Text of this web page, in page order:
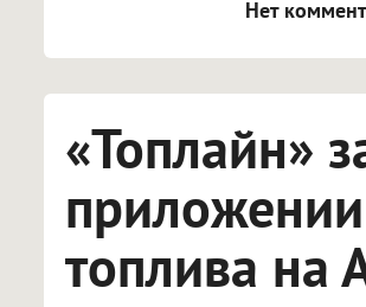
Нет
«Топлайн»
топлива на